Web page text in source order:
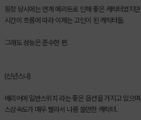
등장 당시에는 연계 메리트로 인해 좋은 캐릭터였지만
시간이 흐름에 따라 이제는 고인이 된 캐릭터들.
그래도 성능은 준수한 편.
(신년스나)
배리어에 일반스위치 라는 좋은 옵션을 가지고 있으며
스삼속도가 매우 빨라서 나름 쓸만한 캐릭터.